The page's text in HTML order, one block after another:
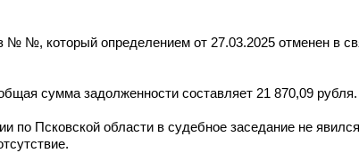
№, который определением от 27.03.2025 отменен в
сумма задолженности составляет 21 870,09 рубля.
по Псковской области в судебное заседание не